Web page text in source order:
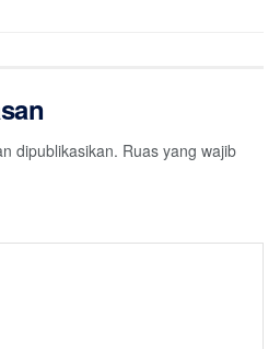
dipublikasikan. Ruas yang wajib